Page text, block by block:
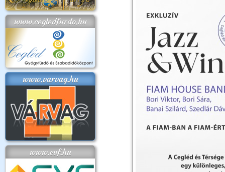
www.cegledfurdo.hu
www.varvag.hu
www.cvf.hu